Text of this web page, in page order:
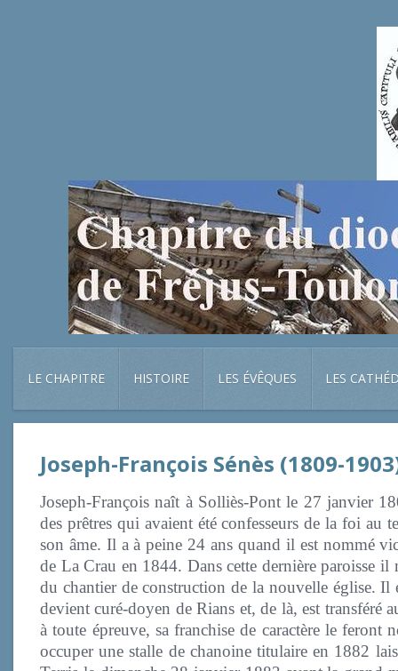
LE CHAPITRE HISTOIRE LES ÉVÊQUES LES
Joseph-François Sénès (1809-
Joseph-François naît à Solliès-Pont le 27 janvier
des prêtres qui avaient été confesseurs de la foi
son âme. Il a à peine 24 ans quand il est nommé
de La Crau en 1844. Dans cette dernière paroisse
du chantier de construction de la nouvelle église. Il
devient curé-doyen de Rians et, de là, est transféré
à toute épreuve, sa franchise de caractère le
occuper une stalle de chanoine titulaire en 1882